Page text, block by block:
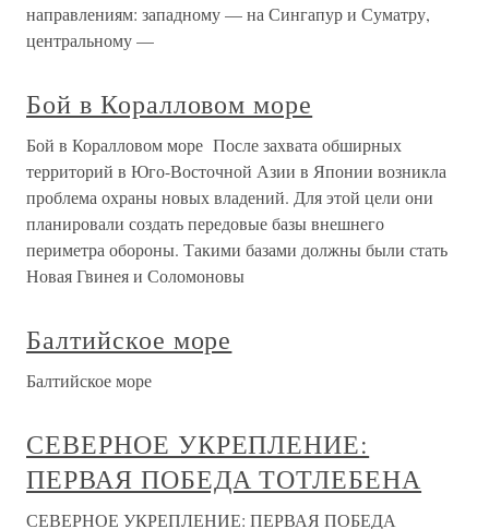
направлениям: западному — на Сингапур и Суматру,
центральному —
Бой в Коралловом море
Бой в Коралловом море После захвата обширных
территорий в Юго-Восточной Азии в Японии возникла
проблема охраны новых владений. Для этой цели они
планировали создать передовые базы внешнего
периметра обороны. Такими базами должны были стать
Новая Гвинея и Соломоновы
Балтийское море
Балтийское море
СЕВЕРНОЕ УКРЕПЛЕНИЕ:
ПЕРВАЯ ПОБЕДА ТОТЛЕБЕНА
СЕВЕРНОЕ УКРЕПЛЕНИЕ: ПЕРВАЯ ПОБЕДА